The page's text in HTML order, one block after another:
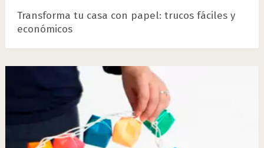
Transforma tu casa con papel: trucos fáciles y
económicos